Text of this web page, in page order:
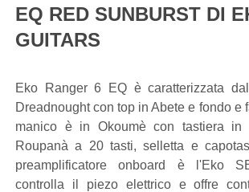
EQ RED SUNBURST DI
GUITARS
Eko Ranger 6 EQ è caratterizzata
Dreadnought con top in Abete e fondo e
manico è in Okoumè con tastiera in
Roupanà a 20 tasti, selletta e
preamplificatore onboard è l'Eko
controlla il piezo elettrico e offre